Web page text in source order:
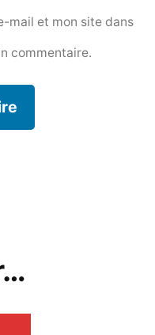
mail et mon site dans
commentaire.